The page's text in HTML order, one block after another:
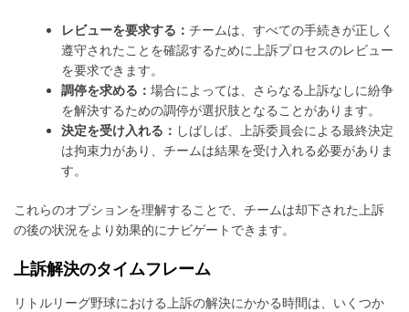
レビューを要求する：チームは、すべての手続きが正しく
遵守されたことを確認するために上訴プロセスのレビュー
を要求できます。
調停を求める：場合によっては、さらなる上訴なしに紛争
を解決するための調停が選択肢となることがあります。
決定を受け入れる： しばしば、上訴委員会による最終決定
は拘束力があり、チームは結果を受け入れる必要がありま
す。
これらのオプションを理解することで、チームは却下された上訴
の後の状況をより効果的にナビゲートできます。
上訴解決のタイムフレーム
リトルリーグ野球における上訴の解決にかかる時間は、いくつか